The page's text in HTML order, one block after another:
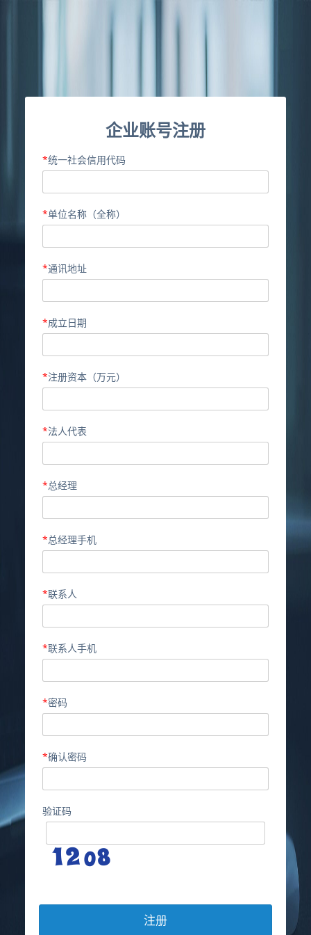
企业账号注册
*统一社会信用代码
*单位名称（全称）
*通讯地址
*成立日期
*注册资本（万元）
*法人代表
*总经理
*总经理手机
*联系人
*联系人手机
*密码
*确认密码
验证码
注册